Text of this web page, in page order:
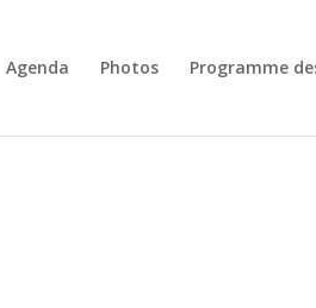
Agenda Photos Programme